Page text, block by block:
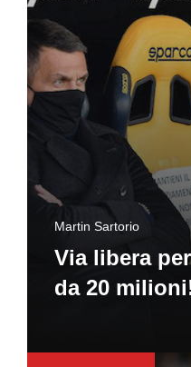
Martin Sartorio
Via libera
da 20